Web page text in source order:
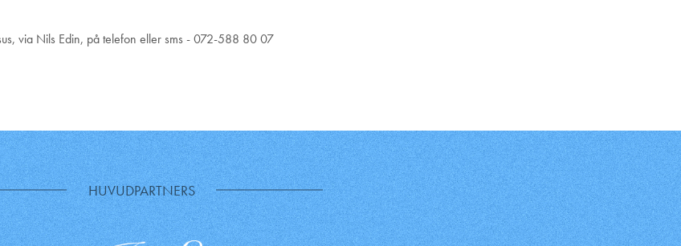
via Nils Edin, på telefon eller sms - 072-588 80 07
HUVUDPARTNERS